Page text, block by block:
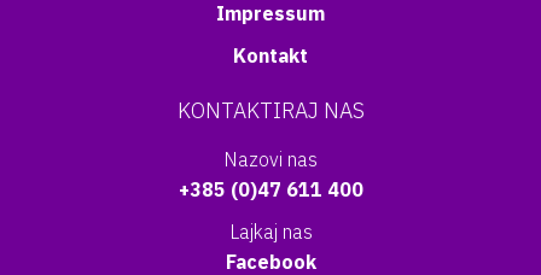
Impressum
Kontakt
KONTAKTIRAJ NAS
Nazovi nas
+385 (0)47 611 400
Lajkaj nas
Facebook